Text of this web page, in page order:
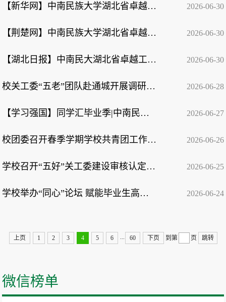
【新华网】中南民族大学湖北省卓越工程师学院成立 2026-06-30
【荆楚网】中南民族大学湖北省卓越工程师学院正式成立 2026-06-30
【湖北日报】中南民大湖北省卓越工程师学院成立 2026-06-30
校关工委“五老”团队赴通城开展调研暨校地共建活动 2026-06-28
【学习强国】同学汇毕业季|中南民族大学：全校56个民族学生，拍下最美毕业全家福 2026-06-27
校团委召开春季学期学校共青团工作总结会 2026-06-26
学校召开“五好”关工委建设审核认定工作培训暨部署会 2026-06-25
学校举办“同心”论坛 赋能毕业生高质量就业创业 2026-06-24
上页 1 2 3 4 5 6 ... 60 下页 到第 页 跳转
微信榜单